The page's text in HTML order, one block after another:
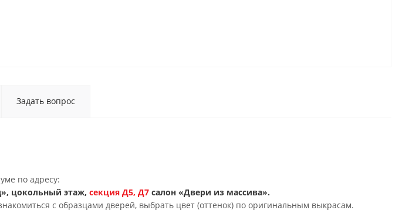
Задать вопрос
по адресу:
цокольный этаж, секция Д5, Д7 салон «Двери из массива».
с образцами дверей, выбрать цвет (оттенок) по оригинальным выкрасам.